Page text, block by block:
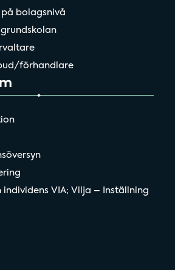
bolagsnivå
förhandlare
individens VIA; Vilja – Inställning